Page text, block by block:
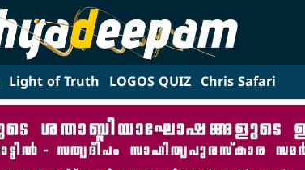
Light of Truth LOGOS QUIZ Chris Safari